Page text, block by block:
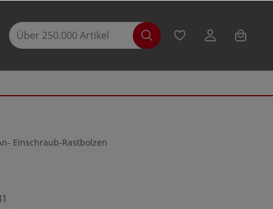
Einschraub-Rastbolzen